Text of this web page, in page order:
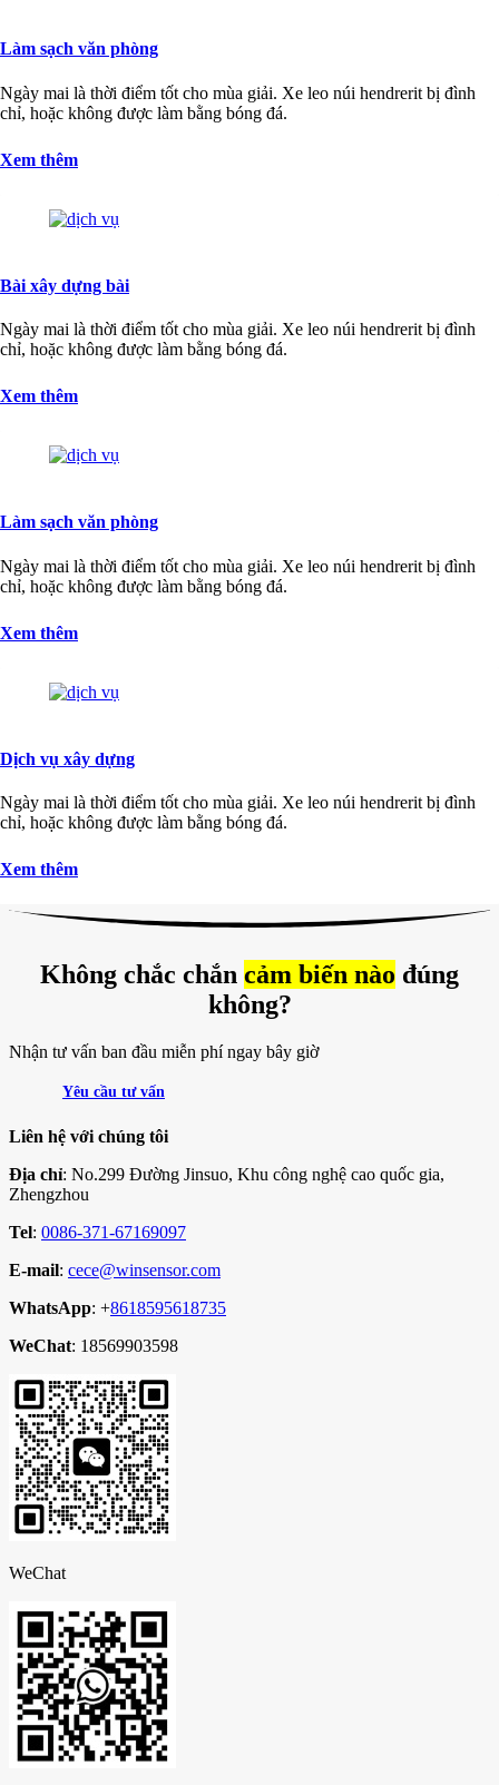
Làm sạch văn phòng
Ngày mai là thời điểm tốt cho mùa giải. Xe leo núi hendrerit bị đình
chỉ, hoặc không được làm bằng bóng đá.
Xem thêm
Bài xây dựng bài
Ngày mai là thời điểm tốt cho mùa giải. Xe leo núi hendrerit bị đình
chỉ, hoặc không được làm bằng bóng đá.
Xem thêm
Làm sạch văn phòng
Ngày mai là thời điểm tốt cho mùa giải. Xe leo núi hendrerit bị đình
chỉ, hoặc không được làm bằng bóng đá.
Xem thêm
Dịch vụ xây dựng
Ngày mai là thời điểm tốt cho mùa giải. Xe leo núi hendrerit bị đình
chỉ, hoặc không được làm bằng bóng đá.
Xem thêm
Không chắc chắn cảm biến nào đúng
không?
Nhận tư vấn ban đầu miễn phí ngay bây giờ
Yêu cầu tư vấn
Liên hệ với chúng tôi
Địa chỉ: No.299 Đường Jinsuo, Khu công nghệ cao quốc gia,
Zhengzhou
Tel: 0086-371-67169097
E-mail: cece@winsensor.com
WhatsApp: +8618595618735
WeChat: 18569903598
WeChat